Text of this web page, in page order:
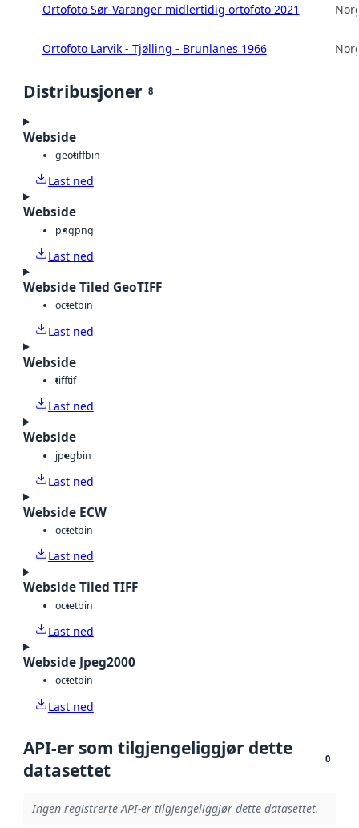
Ortofoto Sør-Varanger midlertidig ortofoto 2021
Ortofoto Larvik - Tjølling - Brunlanes 1966
Distribusjoner 8
Webside
geotiffbin
Last ned
Webside
pngpng
Last ned
Webside Tiled GeoTIFF
octetbin
Last ned
Webside
tifftif
Last ned
Webside
jpegbin
Last ned
Webside ECW
octetbin
Last ned
Webside Tiled TIFF
octetbin
Last ned
Webside Jpeg2000
octetbin
Last ned
API-er som tilgjengeliggjør dette
datasettet
0
Ingen registrerte API-er tilgjengeliggjør dette datasettet.